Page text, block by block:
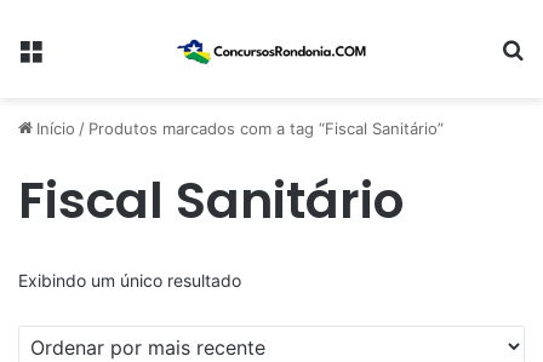
Menu
Início / Produtos marcados com a tag “Fiscal Sanitário”
Fiscal Sanitário
Exibindo um único resultado